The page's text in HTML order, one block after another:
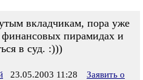
вкладчикам, пора уже
финансовых пирамидах и
в суд. :)))
23.05.2003 11:28
Заявить о